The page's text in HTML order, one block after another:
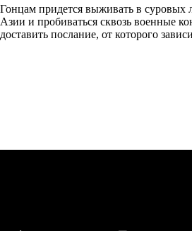
Гонцам придется выживать в суровых
Азии и пробиваться сквозь военные
доставить послание, от которого